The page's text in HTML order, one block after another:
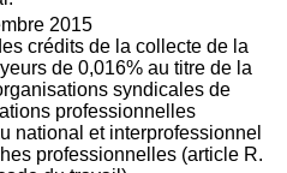
2015
crédits de la collecte de la
de 0,016% au titre de la
syndicales de
professionnelles
national et interprofessionnel
professionnelles (article R.